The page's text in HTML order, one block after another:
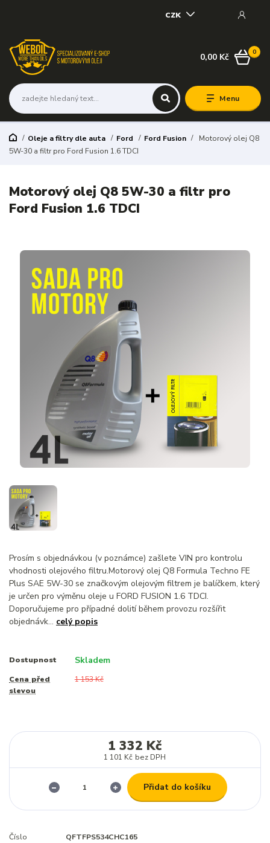
Menu
CZK
0
0,00 Kč
Oleje a filtry dle auta Ford Ford Fusion
Motorový olej Q8
5W-30 a filtr pro Ford Fusion 1.6 TDCI
Motorový olej Q8 5W-30 a filtr pro
Ford Fusion 1.6 TDCI
Prosím s objednávkou (v poznámce) zašlete VIN pro kontrolu
vhodnosti olejového filtru.Motorový olej Q8 Formula Techno FE
Plus SAE 5W-30 se značkovým olejovým filtrem je balíčkem, který
je určen pro výměnu oleje u FORD FUSION 1.6 TDCI.
Doporučujeme pro případné dolití během provozu rozšířit
objednávk... celý popis
Dostupnost Skladem
Cena před
slevou
1 153 Kč
1 332 Kč
1 101 Kč bez DPH
Přidat do košíku
Číslo
QFTFPS534CHC165